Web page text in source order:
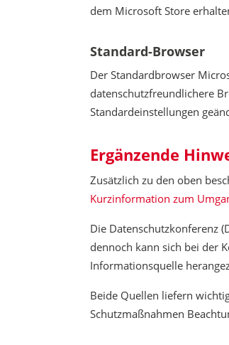
dem Microsoft Store
Standard-Browser
Der Standardbrowser
datenschutzfreundlichere
Standardeinstellungen
Ergänzende
Zusätzlich zu den oben
Kurzinformation zum
Die Datenschutzkonferenz
dennoch kann sich bei der
Informationsquelle
Beide Quellen liefern
Schutzmaßnahmen